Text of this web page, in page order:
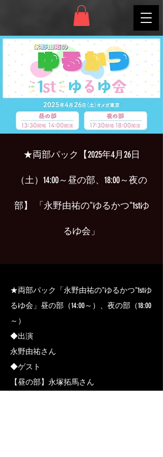
★両部パック【2025年4月26日
（土）14:00～昼の部、18:00～夜の
部】 「永野由祐の"ゆるかつ"1stゆ
るゆ会」
★両部パック「永野由祐の"ゆるかつ"1stゆ
るゆ会」昼の部（14:00～）、夜の部（18:00
～）
◆出演
永野由祐さん
◆ゲスト
【昼の部】永塚拓馬さん